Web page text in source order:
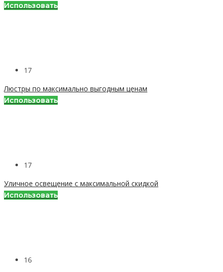
Использовать
17
Люстры по максимально выгодным ценам
Использовать
17
Уличное освещение с максимальной скидкой
Использовать
16